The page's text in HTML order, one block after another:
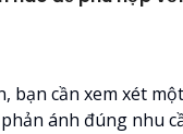
bạn cần xem xét một
ánh đúng nhu